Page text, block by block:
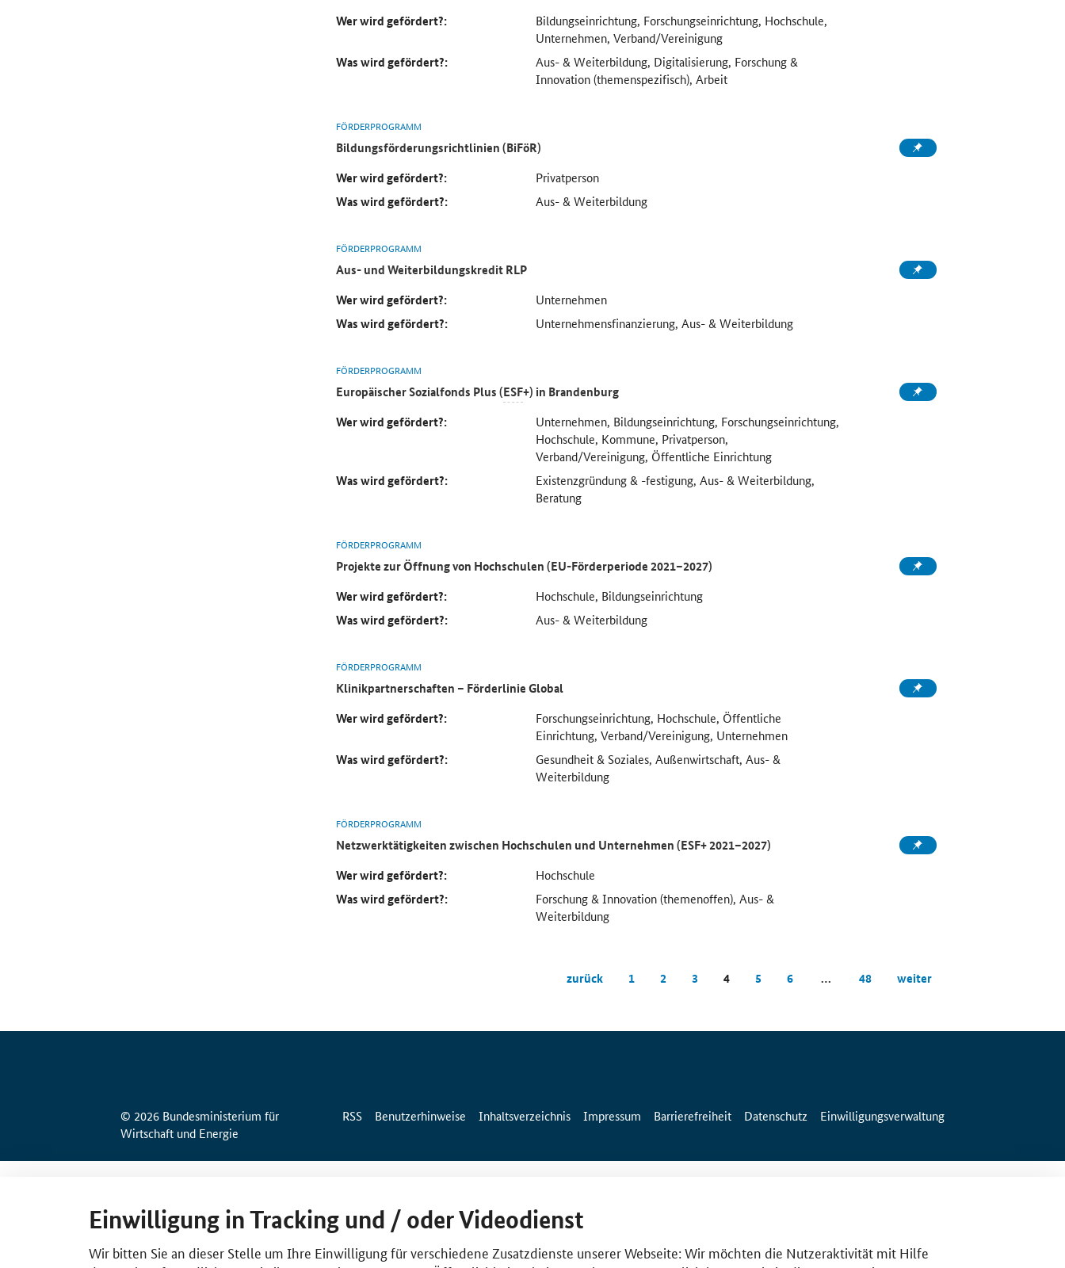
Wer wird gefördert?:
Bildungseinrichtung, Forschungseinrichtung, Hochschule,
Unternehmen, Verband/Vereinigung
Was wird gefördert?:
Aus- & Weiterbildung, Digitalisierung, Forschung &
Innovation (themenspezifisch), Arbeit
FÖRDERPROGRAMM
Bildungsförderungsrichtlinien (BiFöR)
Wer wird gefördert?:
Privatperson
Was wird gefördert?: Aus- & Weiterbildung
FÖRDERPROGRAMM
Aus- und Weiterbildungskredit RLP
Wer wird gefördert?:
Unternehmen
Was wird gefördert?: Unternehmensfinanzierung, Aus- & Weiterbildung
FÖRDERPROGRAMM
Europäischer Sozialfonds Plus (ESF+) in Brandenburg
Wer wird gefördert?:
Unternehmen, Bildungseinrichtung, Forschungseinrichtung,
Hochschule, Kommune, Privatperson,
Verband/Vereinigung, Öffentliche Einrichtung
Was wird gefördert?:
Existenzgründung & -festigung, Aus- & Weiterbildung,
Beratung
FÖRDERPROGRAMM
Projekte zur Öffnung von Hochschulen (EU-Förderperiode 2021–2027)
Wer wird gefördert?:
Hochschule, Bildungseinrichtung
Was wird gefördert?: Aus- & Weiterbildung
FÖRDERPROGRAMM
Klinikpartnerschaften – Förderlinie Global
Wer wird gefördert?:
Forschungseinrichtung, Hochschule, Öffentliche
Einrichtung, Verband/Vereinigung, Unternehmen
Was wird gefördert?:
Gesundheit & Soziales, Außenwirtschaft, Aus- &
Weiterbildung
FÖRDERPROGRAMM
Netzwerktätigkeiten zwischen Hochschulen und Unternehmen (ESF+ 2021–2027)
Wer wird gefördert?:
Hochschule
Was wird gefördert?:
Forschung & Innovation (themenoffen), Aus- &
Weiterbildung
zurück 1 2 3 4 5 6 … 48 weiter
© 2026 Bundesministerium für
Wirtschaft und Energie
RSS Benutzerhinweise Inhaltsverzeichnis Impressum Barrierefreiheit Datenschutz Einwilligungsverwaltung
Einwilligung in Tracking und / oder Videodienst
Wir bitten Sie an dieser Stelle um Ihre Einwilligung für verschiedene Zusatzdienste unserer Webseite: Wir möchten die Nutzeraktivität mit Hilfe